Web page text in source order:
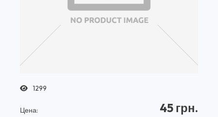
1299
Цена: 45 грн.